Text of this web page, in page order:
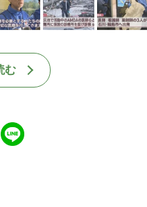
む